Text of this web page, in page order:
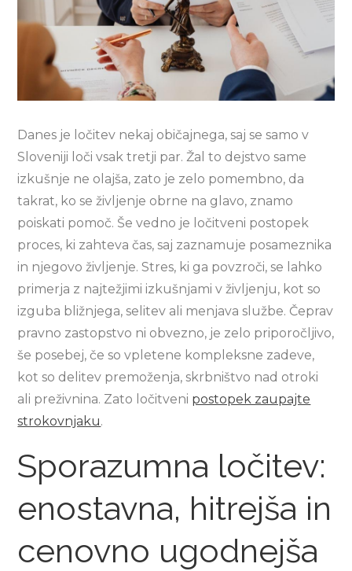
Danes je ločitev nekaj običajnega, saj se samo v
Sloveniji loči vsak tretji par. Žal to dejstvo same
izkušnje ne olajša, zato je zelo pomembno, da
takrat, ko se življenje obrne na glavo, znamo
poiskati pomoč. Še vedno je ločitveni postopek
proces, ki zahteva čas, saj zaznamuje posameznika
in njegovo življenje. Stres, ki ga povzroči, se lahko
primerja z najtežjimi izkušnjami v življenju, kot so
izguba bližnjega, selitev ali menjava službe. Čeprav
pravno zastopstvo ni obvezno, je zelo priporočljivo,
še posebej, če so vpletene kompleksne zadeve,
kot so delitev premoženja, skrbništvo nad otroki
ali preživnina. Zato ločitveni postopek zaupajte
strokovnjaku.
Sporazumna ločitev:
enostavna, hitrejša in
cenovno ugodnejša